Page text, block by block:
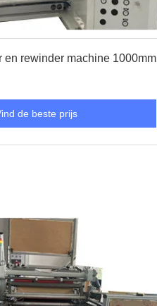
en rewinder machine 1000mm
de beste prijs